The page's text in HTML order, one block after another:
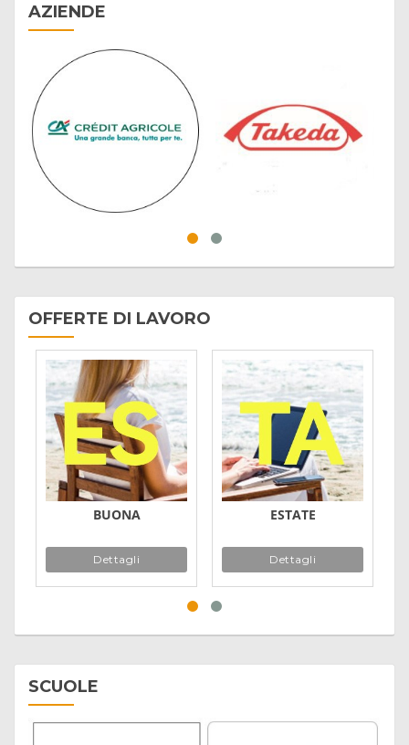
AZIENDE
OFFERTE DI LAVORO
BUONA
Dettagli
ESTATE
Dettagli
SCUOLE